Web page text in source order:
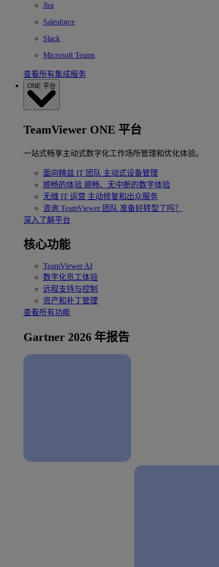
Jira
Salesforce
Slack
Microsoft Teams
查看所有集成服务
ONE 平台
TeamViewer ONE 平台
一站式畅享主动式数字化工作场所管理和优化体验。
面向精益 IT 团队 主动式设备管理
顺畅的体验 顺畅、无中断的数字体验
无缝 IT 运营 主动修复和出众服务
咨询 TeamViewer 团队 准备好转型了吗？
深入了解平台
核心功能
TeamViewer AI
数字化员工体验
远程支持与控制
资产和补丁管理
查看所有功能
Gartner 2026 年报告